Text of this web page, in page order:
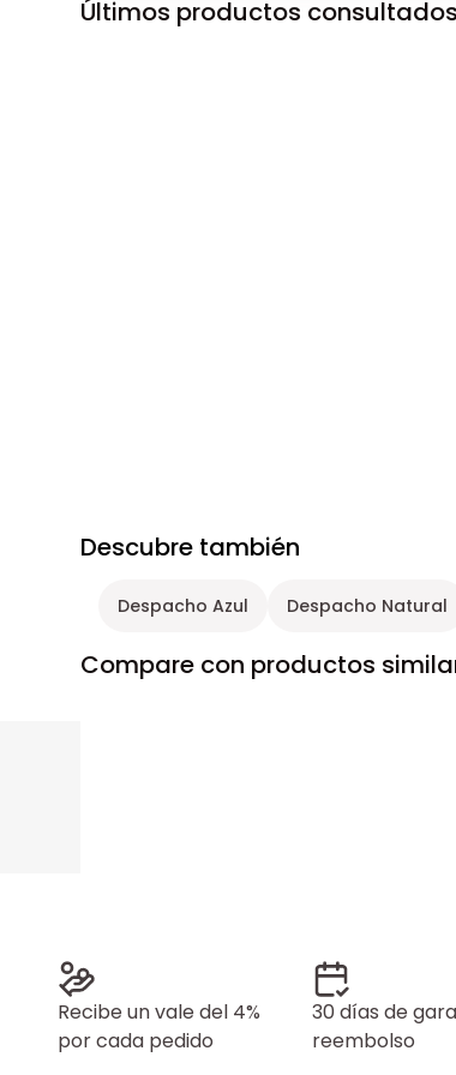
Últimos productos consultados
Descubre también
Despacho Azul Despacho Natural
Compare con productos
Recibe un vale del 4%
por cada pedido
30 días de
reembolso